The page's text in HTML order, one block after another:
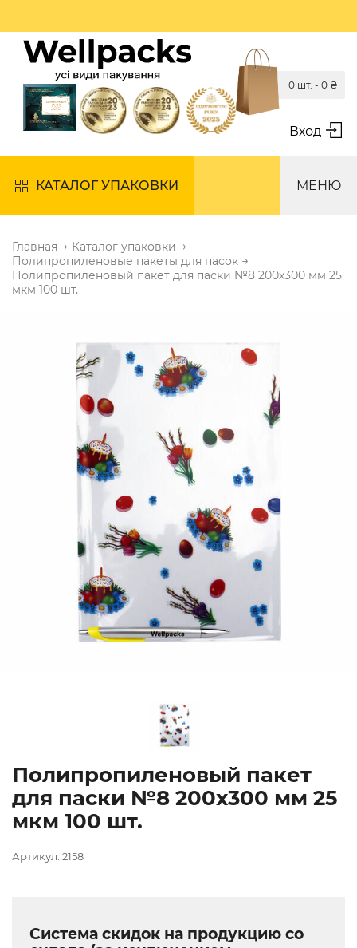
Вход
0 шт. - 0 ₴
КАТАЛОГ УПАКОВКИ МЕНЮ
Главная → Каталог упаковки →
Полипропиленовые пакеты для пасок →
Полипропиленовый пакет для паски №8 200х300 мм 25
мкм 100 шт.
Полипропиленовый пакет
для паски №8 200х300 мм 25
мкм 100 шт.
Артикул: 2158
Система скидок на продукцию со